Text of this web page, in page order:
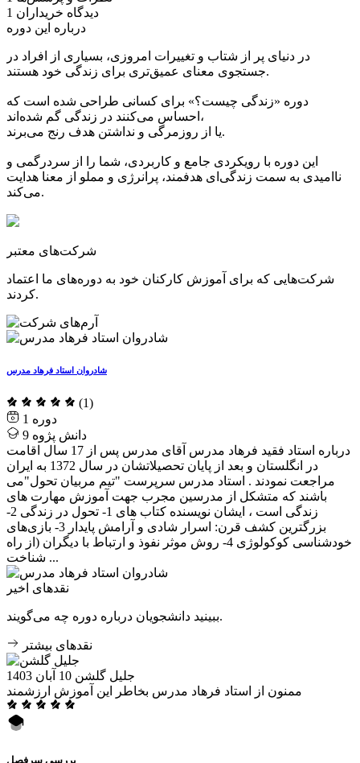
دیدگاه خریداران 1
درباره این دوره
در دنیای پر از شتاب و تغییرات امروزی، بسیاری از افراد در
جستجوی معنای عمیق‌تری برای زندگی خود هستند.
دوره «زندگی چیست؟» برای کسانی طراحی شده است که
احساس می‌کنند در زندگی گم شده‌اند،
یا از روزمرگی و نداشتن هدف رنج می‌برند.
این دوره با رویکردی جامع و کاربردی، شما را از سردرگمی و
ناامیدی به سمت زندگی‌ای هدفمند، پرانرژی و مملو از معنا هدایت
می‌کند.
شرکت‌های معتبر
شرکت‌هایی که برای آموزش کارکنان خود به دوره‌های ما اعتماد
کردند.
شادروان استاد فرهاد مدرس
(1)
1
9 دانش پژوه
درباره استاد فقید فرهاد مدرس آقای مدرس پس از 17 سال اقامت
در انگلستان و بعد از پایان تحصیلاتشان در سال 1372 به ایران
مراجعت نمودند . استاد مدرس سرپرست "تیم مربیان تحول"می
باشند که متشکل از مدرسین مجرب جهت آموزش مهارت های
زندگی است ، ایشان نویسنده کتاب های 1- تحول در زندگی 2-
بزرگترین کشف قرن: اسرار شادی و آرامش پایدار 3- بازی‌های
خودشناسی کوکولوژی 4- روش موثر نفوذ و ارتباط با دیگران (از راه
شناخت ...
نقدهای اخیر
ببینید دانشجویان درباره دوره چه می‌گویند.
نقدهای بیشتر
جلیل گلشن 10 آبان 1403
ممنون از استاد فرهاد مدرس بخاطر این آموزش ارزشمند
بررسی سرفصل